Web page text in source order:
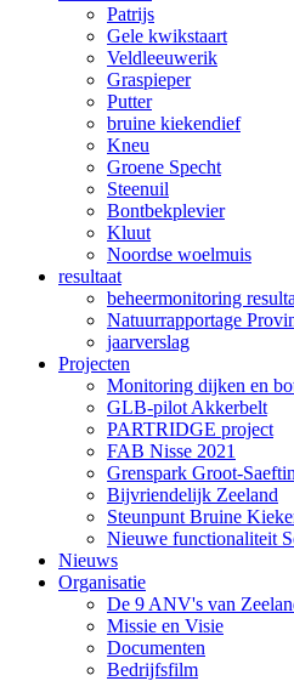
Patrijs
Gele kwikstaart
Veldleeuwerik
Graspieper
Putter
bruine kiekendief
Kneu
Groene Specht
Steenuil
Bontbekplevier
Kluut
Noordse woelmuis
resultaat
beheermonitoring
Natuurrapportage
jaarverslag
Projecten
Monitoring dijken en
GLB-pilot Akkerbelt
PARTRIDGE project
FAB Nisse 2021
Grenspark Groot-
Bijvriendelijk Zeeland
Steunpunt Bruine
Nieuwe functionaliteit
Nieuws
Organisatie
De 9 ANV's van
Missie en Visie
Documenten
Bedrijfsfilm